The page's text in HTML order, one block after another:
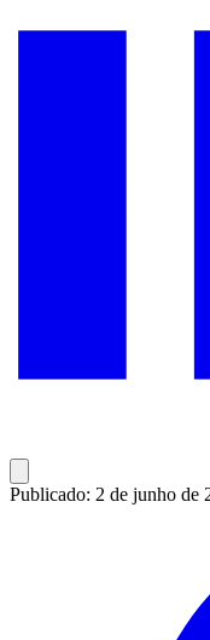
Publicado: 2 de junho de